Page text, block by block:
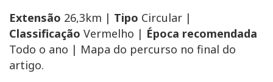
Extensão 26,3km | Tipo Circular |
Classificação Vermelho | Época recomendada
Todo o ano | Mapa do percurso no final do
artigo.